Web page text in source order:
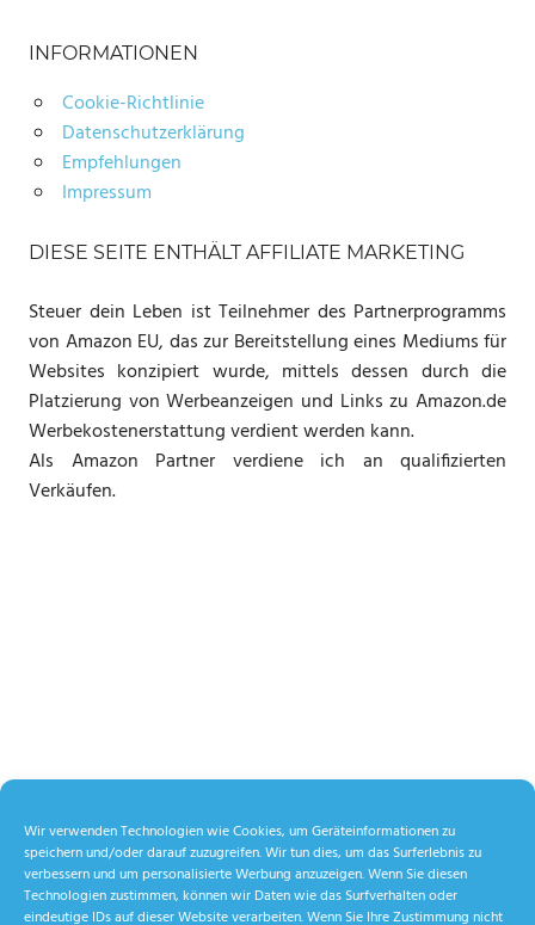
Wir verwenden Technologien wie Cookies, um Geräteinformationen zu
speichern und/oder darauf zuzugreifen. Wir tun dies, um das Surferlebnis zu
verbessern und um personalisierte Werbung anzuzeigen. Wenn Sie diesen
Technologien zustimmen, können wir Daten wie das Surfverhalten oder
eindeutige IDs auf dieser Website verarbeiten. Wenn Sie Ihre Zustimmung nicht
INFORMATIONEN
Cookie-Richtlinie
Datenschutzerklärung
Empfehlungen
Impressum
DIESE SEITE ENTHÄLT AFFILIATE MARKETING
Steuer dein Leben ist Teilnehmer des Partnerprogramms
von Amazon EU, das zur Bereitstellung eines Mediums für
Websites konzipiert wurde, mittels dessen durch die
Platzierung von Werbeanzeigen und Links zu Amazon.de
Werbekostenerstattung verdient werden kann.
Als Amazon Partner verdiene ich an qualifizierten
Verkäufen.